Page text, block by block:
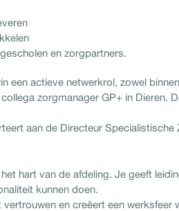
en zorgpartners.
een actieve netwerkrol, zowel
zorgmanager GP+ in Dieren.
aan de Directeur Specialistische
hart van de afdeling. Je geeft
kunnen doen.
en creëert een werksfeer